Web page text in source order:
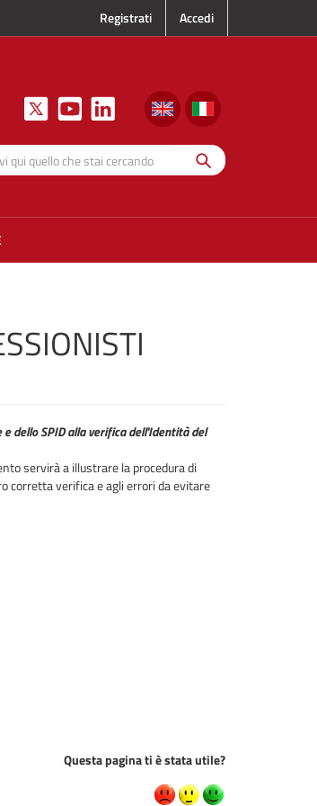
Registrati Accedi
stai
Cerca
e dello SPID alla verifica dell'Identità del
servirà a illustrare la procedura di
corretta verifica e agli errori da evitare
Questa pagina ti è stata utile?